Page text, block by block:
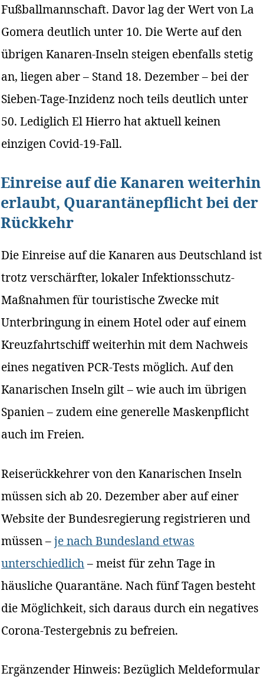
Fußballmannschaft. Davor lag der Wert von La
Gomera deutlich unter 10. Die Werte auf den
übrigen Kanaren-Inseln steigen ebenfalls stetig
an, liegen aber – Stand 18. Dezember – bei der
Sieben-Tage-Inzidenz noch teils deutlich unter
50. Lediglich El Hierro hat aktuell keinen
einzigen Covid-19-Fall.
Einreise auf die Kanaren weiterhin
erlaubt, Quarantänepflicht bei der
Rückkehr
Die Einreise auf die Kanaren aus Deutschland ist
trotz verschärfter, lokaler Infektionsschutz-
Maßnahmen für touristische Zwecke mit
Unterbringung in einem Hotel oder auf einem
Kreuzfahrtschiff weiterhin mit dem Nachweis
eines negativen PCR-Tests möglich. Auf den
Kanarischen Inseln gilt – wie auch im übrigen
Spanien – zudem eine generelle Maskenpflicht
auch im Freien.
Reiserückkehrer von den Kanarischen Inseln
müssen sich ab 20. Dezember aber auf einer
Website der Bundesregierung registrieren und
müssen –je nach Bundesland etwas
unterschiedlich– meist für zehn Tage in
häusliche Quarantäne. Nach fünf Tagen besteht
die Möglichkeit, sich daraus durch ein negatives
Corona-Testergebnis zu befreien.
Ergänzender Hinweis: Bezüglich Meldeformular